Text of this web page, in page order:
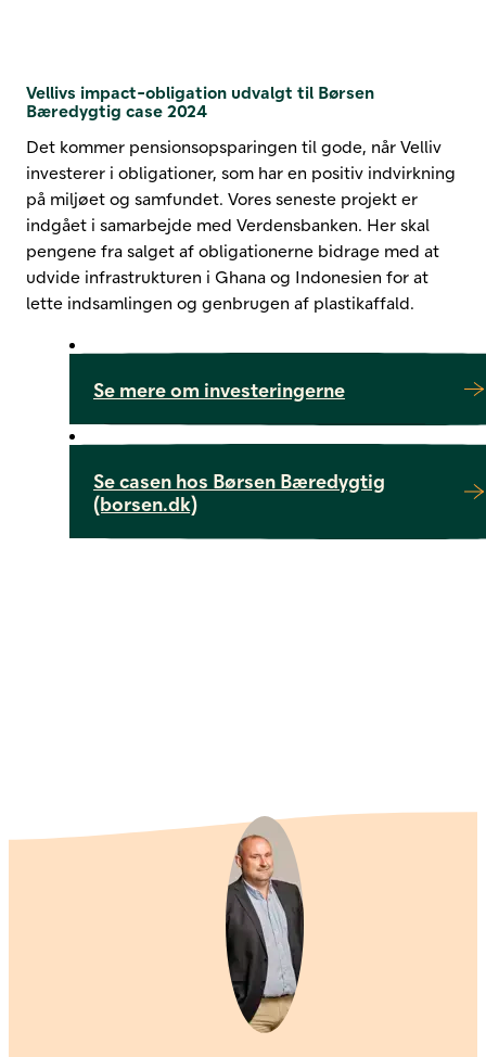
Vellivs impact-obligation udvalgt til Børsen
Bæredygtig case 2024
Det kommer pensionsopsparingen til gode, når Velliv
investerer i obligationer, som har en positiv indvirkning
på miljøet og samfundet. Vores seneste projekt er
indgået i samarbejde med Verdensbanken. Her skal
pengene fra salget af obligationerne bidrage med at
udvide infrastrukturen i Ghana og Indonesien for at
lette indsamlingen og genbrugen af plastikaffald.
Se mere om investeringerne
Se casen hos Børsen Bæredygtig
(borsen.dk)